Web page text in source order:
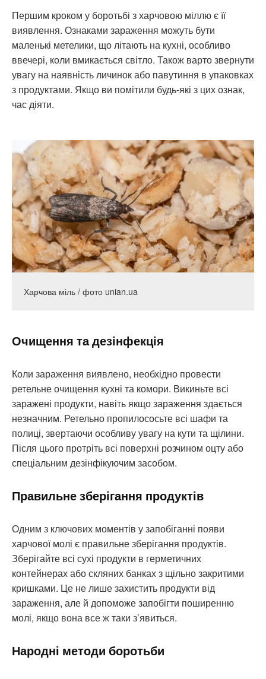
Першим кроком у боротьбі з харчовою міллю є її
виявлення. Ознаками зараження можуть бути
маленькі метелики, що літають на кухні, особливо
ввечері, коли вмикається світло. Також варто звернути
увагу на наявність личинок або павутиння в упаковках
з продуктами. Якщо ви помітили будь-які з цих ознак,
час діяти.
Харчова міль / фото unian.ua
Очищення та дезінфекція
Коли зараження виявлено, необхідно провести
ретельне очищення кухні та комори. Викиньте всі
заражені продукти, навіть якщо зараження здається
незначним. Ретельно пропилососьте всі шафи та
полиці, звертаючи особливу увагу на кути та щілини.
Після цього протріть всі поверхні розчином оцту або
спеціальним дезінфікуючим засобом.
Правильне зберігання продуктів
Одним з ключових моментів у запобіганні появи
харчової молі є правильне зберігання продуктів.
Зберігайте всі сухі продукти в герметичних
контейнерах або скляних банках з щільно закритими
кришками. Це не лише захистить продукти від
зараження, але й допоможе запобігти поширенню
молі, якщо вона все ж таки з’явиться.
Народні методи боротьби